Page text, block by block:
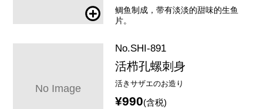
鲷鱼制成，带有淡淡的甜味的生鱼
片。
No.SHI-891
活栉孔螺刺身
活きサザエのお造り
¥990(含税)